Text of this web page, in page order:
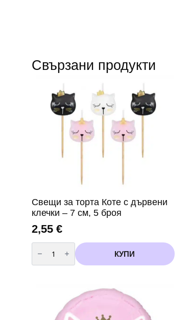
Свързани продукти
Свещи за торта Коте с дървени
клечки – 7 см, 5 броя
2,55 €
количество
за
Свещи
за
КУПИ